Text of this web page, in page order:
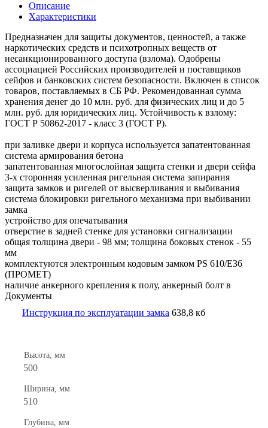
Описание
Характеристики
Предназначен для защиты документов, ценностей, а также
наркотических средств и психотропных веществ от
несанкционированного доступа (взлома). Одобрены
ассоциацией Российских производителей и поставщиков
сейфов и банковских систем безопасности. Включен в список
товаров, поставляемых в СБ РФ. Рекомендованная сумма
хранения денег до 10 млн. руб. для физических лиц и до 5
млн. руб. для юридических лиц. Устойчивость к взлому:
ГОСТ Р 50862-2017 - класс 3 (ГОСТ Р).
при заливке двери и корпуса используется запатентованная
система армирования бетона
запатентованная многослойная защита стенки и двери сейфа
3-х сторонняя усиленная ригельная система запирания
защита замков и ригелей от высверливания и выбивания
система блокировки ригельного механизма при выбивании
замка
устройство для опечатывания
отверстие в задней стенке для установки сигнализации
общая толщина двери - 98 мм; толщина боковых стенок - 55
мм
комплектуются электронным кодовым замком PS 610/E36
(ПРОМЕТ)
наличие анкерного крепления к полу, анкерный болт в
Документы
Инструкция по эксплуатации замка 638,8 кб
Высота, мм
500
Ширина, мм
510
Глубина, мм